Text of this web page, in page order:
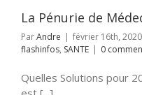
La Pénurie de
ParAndre | février 16th, 2020
flashinfos, SANTE | 0
Quelles Solutions pour